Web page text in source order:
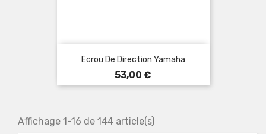
Ecrou De Direction Yamaha
Prix
53,00 €
Affichage 1-16 de 144 article(s)